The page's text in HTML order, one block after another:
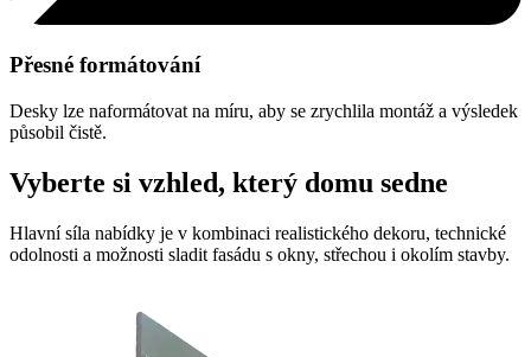
Přesné formátování
Desky lze naformátovat na míru, aby se zrychlila montáž a výsledek
působil čistě.
Vyberte si vzhled, který domu sedne
Hlavní síla nabídky je v kombinaci realistického dekoru, technické
odolnosti a možnosti sladit fasádu s okny, střechou i okolím stavby.